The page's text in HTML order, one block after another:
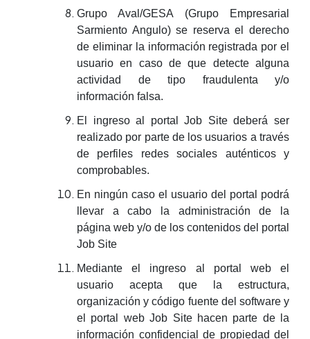
Grupo Aval/GESA (Grupo Empresarial
Sarmiento Angulo) se reserva el derecho
de eliminar la información registrada por el
usuario en caso de que detecte alguna
actividad de tipo fraudulenta y/o
información falsa.
El ingreso al portal Job Site deberá ser
realizado por parte de los usuarios a través
de perfiles redes sociales auténticos y
comprobables.
En ningún caso el usuario del portal podrá
llevar a cabo la administración de la
página web y/o de los contenidos del portal
Job Site
Mediante el ingreso al portal web el
usuario acepta que la estructura,
organización y código fuente del software y
el portal web Job Site hacen parte de la
información confidencial de propiedad del